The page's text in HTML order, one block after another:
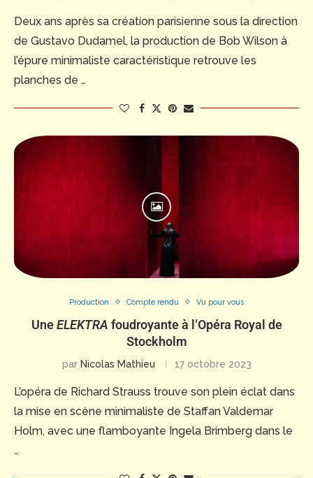
Deux ans après sa création parisienne sous la direction
de Gustavo Dudamel, la production de Bob Wilson à
l’épure minimaliste caractéristique retrouve les
planches de …
Production Compte rendu Vu pour vous
UneELEKTRA foudroyante à l’Opéra Royal de
Stockholm
par Nicolas Mathieu 17 octobre 2023
L’opéra de Richard Strauss trouve son plein éclat dans
la mise en scène minimaliste de Staffan Valdemar
Holm, avec une flamboyante Ingela Brimberg dans le
…